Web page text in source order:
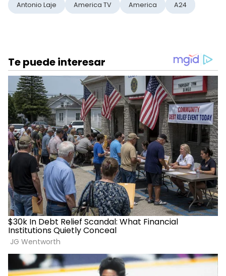
Antonio Laje America TV America A24